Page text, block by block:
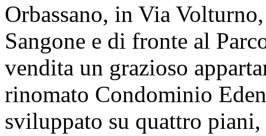
Orbassano, in Via
Sangone e di fronte al
vendita un grazioso
rinomato Condominio
sviluppato su quattro